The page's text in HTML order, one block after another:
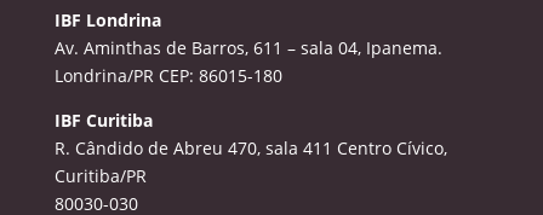
IBF Londrina
Av. Aminthas de Barros, 611 – sala 04, Ipanema.
Londrina/PR CEP: 86015-180
IBF Curitiba
R. Cândido de Abreu 470, sala 411 Centro Cívico,
Curitiba/PR
80030-030